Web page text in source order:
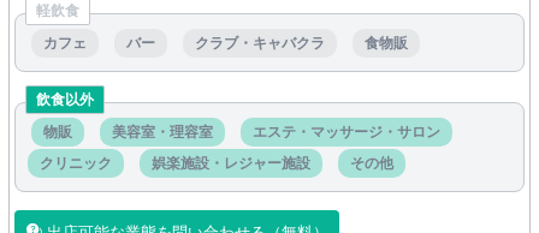
軽飲食
カフェ
バー クラブ・キャバクラ 食物販
飲食以外
物販
美容室・理容室
エステ・マッサージ・サロン
クリニック
娯楽施設・レジャー施設 その他